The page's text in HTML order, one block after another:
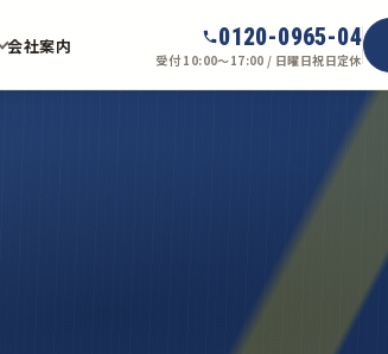
会社案内 0120-0965-04
受付 10:00〜17:00 / 日曜日祝日定休